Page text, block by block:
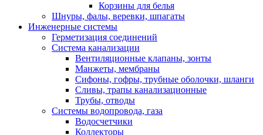
Корзины для белья
Шнуры, фалы, веревки, шпагаты
Инженерные системы
Герметизация соединений
Система канализации
Вентиляционные клапаны, зонты
Манжеты, мембраны
Сифоны, гофры, трубные оболочки, шланги
Сливы, трапы канализационные
Трубы, отводы
Системы водопровода, газа
Водосчетчики
Коллекторы